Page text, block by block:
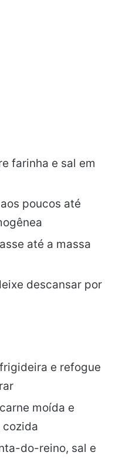
farinha e sal em
poucos até
até a massa
descansar por
e refogue
moída e
cozida
do-reino, sal e